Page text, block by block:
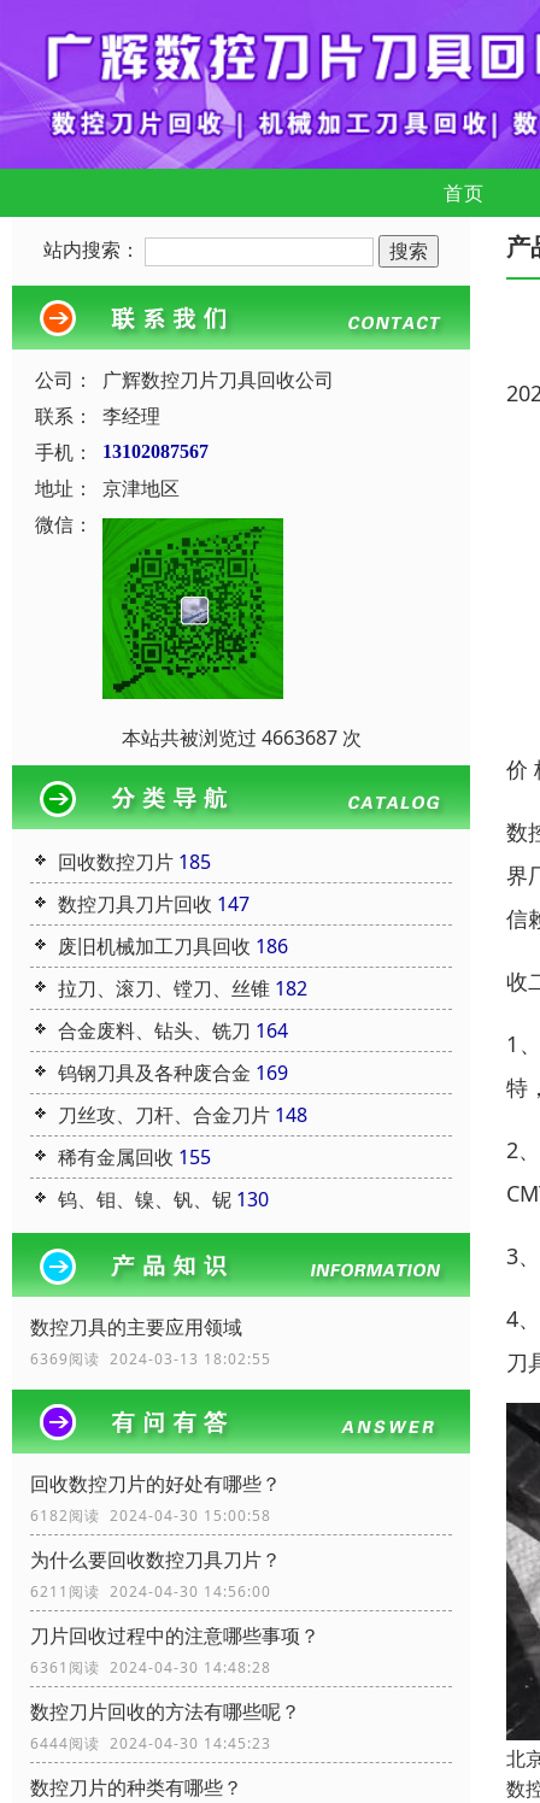
首页
站内搜索：
公司：
广辉数控刀片刀具回收公司
联系：
李经理
手机：
13102087567
地址：
京津地区
微信：
本站共被浏览过 4663687 次
回收数控刀片 185
数控刀具刀片回收 147
废旧机械加工刀具回收 186
拉刀、滚刀、镗刀、丝锥 182
合金废料、钻头、铣刀 164
钨钢刀具及各种废合金 169
刀丝攻、刀杆、合金刀片 148
稀有金属回收 155
钨、钼、镍、钒、铌 130
数控刀具的主要应用领域
6369阅读 2024-03-13 18:02:55
回收数控刀片的好处有哪些？
6182阅读 2024-04-30 15:00:58
为什么要回收数控刀具刀片？
6211阅读 2024-04-30 14:56:00
刀片回收过程中的注意哪些事项？
6361阅读 2024-04-30 14:48:28
数控刀片回收的方法有哪些呢？
6444阅读 2024-04-30 14:45:23
数控刀片的种类有哪些？
产
价
数
界
信
收
1
特
2
3
4
刀
北
数